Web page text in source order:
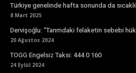
Türkiye genelinde hafta sonunda da
8 Mart 2025
Dervişoğlu: “Tarımdaki felaketin sebebi
20 Ağustos 2024
TOGG Engelsiz Taksi: 444 0 160
24 Eylül 2024